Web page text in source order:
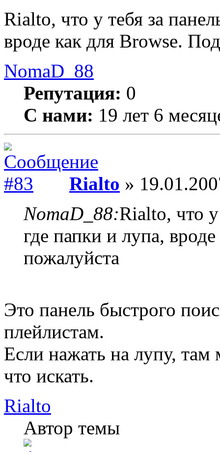
Rialto, что у тебя за
вроде как для Browse.
NomaD_88
Репутация: 0
С нами: 19 лет 6
Rialto »
NomaD_88:Rialto, что у
где папки и лупа,
пожалуйста
Это панель быстрого
плейлистам.
Если нажать на лупу, там
что искать.
Rialto
Автор темы